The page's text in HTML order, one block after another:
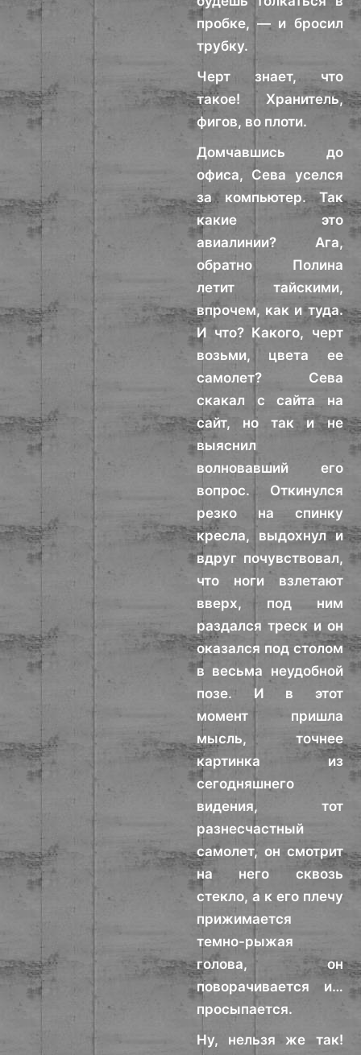
пробке, — и бросил
трубку.
Черт знает, что
такое! Хранитель,
фигов, во плоти.
Домчавшись до
офиса, Сева уселся
за компьютер. Так
какие это
авиалинии? Ага,
обратно Полина
летит тайскими,
впрочем, как и туда.
И что? Какого, черт
возьми, цвета ее
самолет? Сева
скакал с сайта на
сайт, но так и не
выяснил
волновавший его
вопрос. Откинулся
резко на спинку
кресла, выдохнул и
вдруг почувствовал,
что ноги взлетают
вверх, под ним
раздался треск и он
оказался под столом
в весьма неудобной
позе. И в этот
момент пришла
мысль, точнее
картинка из
сегодняшнего
видения, тот
разнесчастный
самолет, он смотрит
на него сквозь
стекло, а к его плечу
прижимается
темно-рыжая
голова, он
поворачивается и…
просыпается.
Ну, нельзя же так!